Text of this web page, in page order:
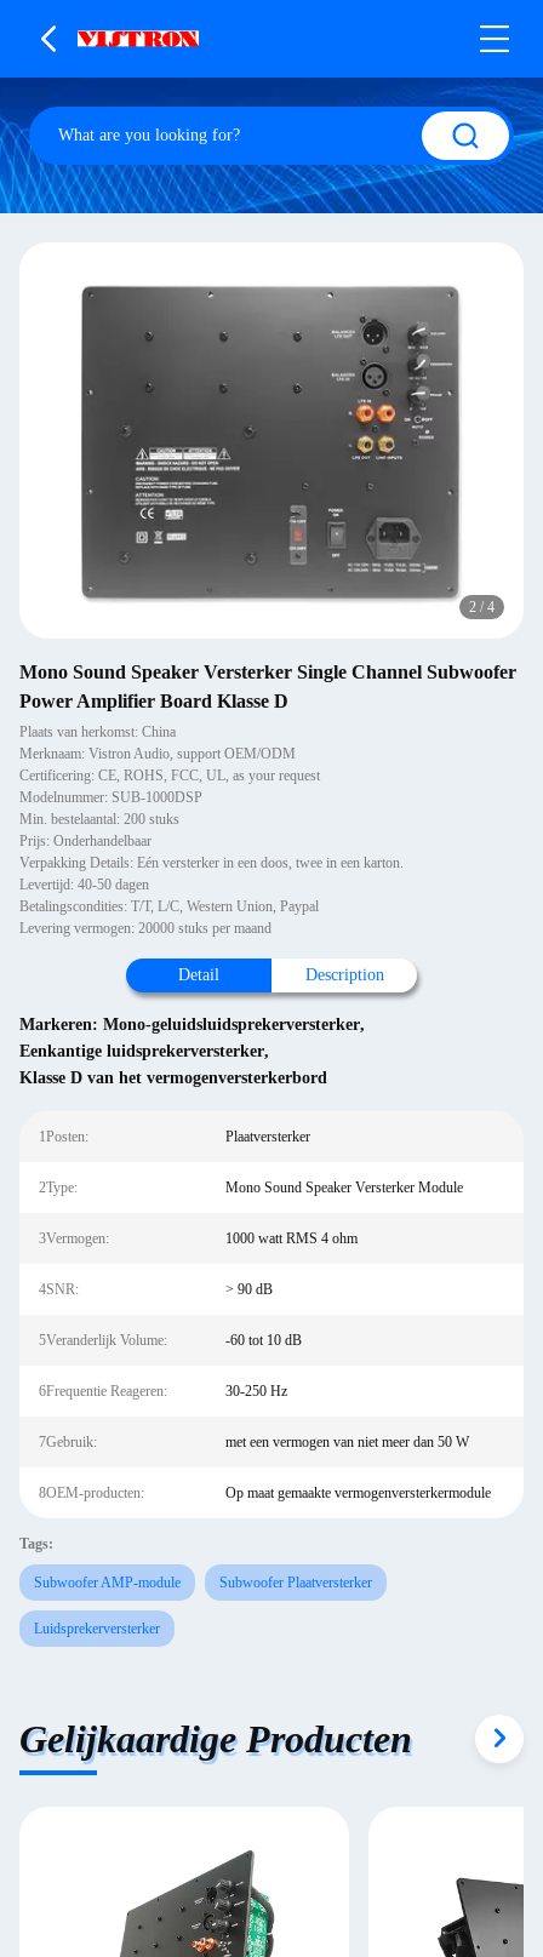
2 / 4
Mono Sound Speaker Versterker Single Channel Subwoofer
Power Amplifier Board Klasse D
Plaats van herkomst: China
Merknaam: Vistron Audio, support OEM/ODM
Certificering: CE, ROHS, FCC, UL, as your request
Modelnummer: SUB-1000DSP
Min. bestelaantal: 200 stuks
Prijs: Onderhandelbaar
Verpakking Details: Eén versterker in een doos, twee in een karton.
Levertijd: 40-50 dagen
Betalingscondities: T/T, L/C, Western Union, Paypal
Levering vermogen: 20000 stuks per maand
Detail Description
Markeren: Mono-geluidsluidsprekerversterker,
Eenkantige luidsprekerversterker,
Klasse D van het vermogenversterkerbord
1Posten: Plaatversterker
2Type: Mono Sound Speaker Versterker Module
3Vermogen: 1000 watt RMS 4 ohm
4SNR: > 90 dB
5Veranderlijk Volume: -60 tot 10 dB
6Frequentie Reageren: 30-250 Hz
7Gebruik: met een vermogen van niet meer dan 50 W
8OEM-producten: Op maat gemaakte vermogenversterkermodule
Tags:
Subwoofer AMP-module Subwoofer Plaatversterker
Luidsprekerversterker
Gelijkaardige Producten